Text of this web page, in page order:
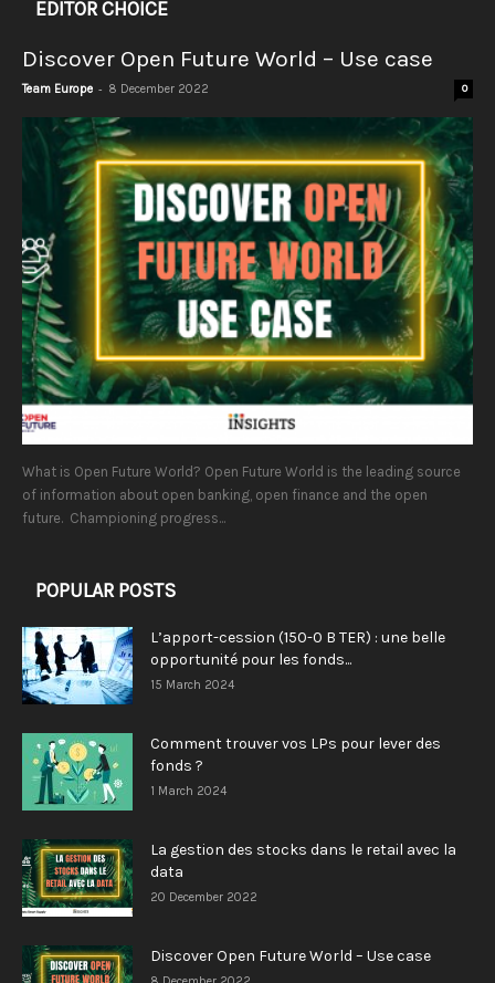
EDITOR CHOICE
Discover Open Future World – Use case
Team Europe - 8 December 2022 0
What is Open Future World? Open Future World is the leading source
of information about open banking, open finance and the open
future. Championing progress...
POPULAR POSTS
L’apport-cession (150-0 B TER) : une belle
opportunité pour les fonds...
15 March 2024
Comment trouver vos LPs pour lever des
fonds ?
1 March 2024
La gestion des stocks dans le retail avec la
data
20 December 2022
Discover Open Future World – Use case